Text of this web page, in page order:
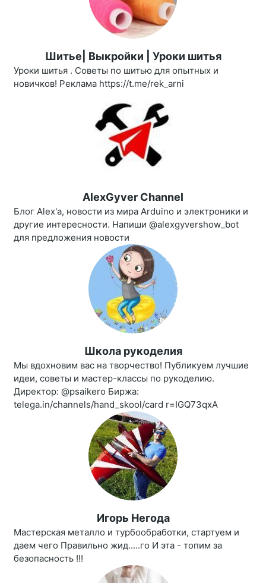
Шитье| Выкройки | Уроки шитья
Уроки шитья . Советы по шитью для опытных и
новичков! Реклама https://t.me/rek_arni
AlexGyver Channel
Блог Alex'a, новости из мира Arduino и электроники и
другие интересности. Напиши @alexgyvershow_bot
для предложения новости
Школа рукоделия
Мы вдохновим вас на творчество! Публикуем лучшие
идеи, советы и мастер-классы по рукоделию.
Директор: @psaikero Биржа:
telega.in/channels/hand_skool/card r=IGQ73qxA
Игорь Негода
Мастерская металло и турбообработки, стартуем и
даем чего Правильно жид.....го И эта - топим за
безопасность !!!